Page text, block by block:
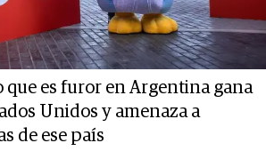
que es furor en Argentina gana
Unidos y amenaza a
de ese país